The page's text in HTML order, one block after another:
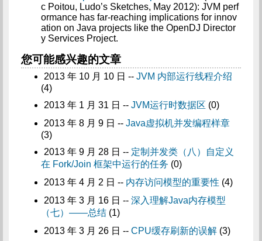
c Poitou, Ludo’s Sketches, May 2012): JVM perf
ormance has far-reaching implications for innov
ation on Java projects like the OpenDJ Director
y Services Project.
您可能感兴趣的文章
2013 年 10 月 10 日 -- JVM 内部运行线程介绍
(4)
2013 年 1 月 31 日 -- JVM运行时数据区 (0)
2013 年 8 月 9 日 -- Java虚拟机并发编程样章
(3)
2013 年 9 月 28 日 -- 定制并发类（八）自定义
在 Fork/Join 框架中运行的任务 (0)
2013 年 4 月 2 日 -- 内存访问模型的重要性 (4)
2013 年 3 月 16 日 -- 深入理解Java内存模型
（七）——总结(1)
2013 年 3 月 26 日 -- CPU缓存刷新的误解(3)